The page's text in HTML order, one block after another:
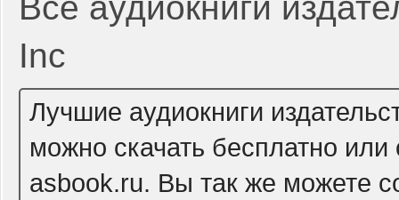
Inc
Лучшие аудиокниги
можно скачать бесплатно
asbook.ru. Вы так же можете